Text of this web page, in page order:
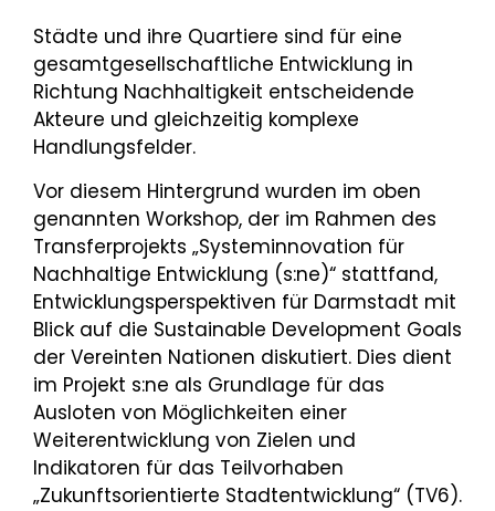
Städte und ihre Quartiere sind für eine
gesamtgesellschaftliche Entwicklung in
Richtung Nachhaltigkeit entscheidende
Akteure und gleichzeitig komplexe
Handlungsfelder.
Vor diesem Hintergrund wurden im oben
genannten Workshop, der im Rahmen des
Transferprojekts „Systeminnovation für
Nachhaltige Entwicklung (s:ne)“ stattfand,
Entwicklungsperspektiven für Darmstadt mit
Blick auf die Sustainable Development Goals
der Vereinten Nationen diskutiert. Dies dient
im Projekt s:ne als Grundlage für das
Ausloten von Möglichkeiten einer
Weiterentwicklung von Zielen und
Indikatoren für das Teilvorhaben
„Zukunftsorientierte Stadtentwicklung“ (TV6).